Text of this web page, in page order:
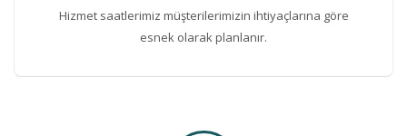
Hizmet saatlerimiz müşterilerimizin ihtiyaçlarına göre
esnek olarak planlanır.